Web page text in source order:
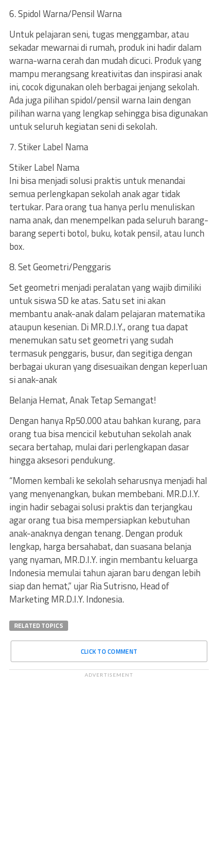
6. Spidol Warna/Pensil Warna
Untuk pelajaran seni, tugas menggambar, atau
sekadar mewarnai di rumah, produk ini hadir dalam
warna-warna cerah dan mudah dicuci. Produk yang
mampu merangsang kreativitas dan inspirasi anak
ini, cocok digunakan oleh berbagai jenjang sekolah.
Ada juga pilihan spidol/pensil warna lain dengan
pilihan warna yang lengkap sehingga bisa digunakan
untuk seluruh kegiatan seni di sekolah.
7. Stiker Label Nama
Stiker Label Nama
Ini bisa menjadi solusi praktis untuk menandai
semua perlengkapan sekolah anak agar tidak
tertukar. Para orang tua hanya perlu menuliskan
nama anak, dan menempelkan pada seluruh barang-
barang seperti botol, buku, kotak pensil, atau lunch
box.
8. Set Geometri/Penggaris
Set geometri menjadi peralatan yang wajib dimiliki
untuk siswa SD ke atas. Satu set ini akan
membantu anak-anak dalam pelajaran matematika
ataupun kesenian. Di MR.D.I.Y., orang tua dapat
menemukan satu set geometri yang sudah
termasuk penggaris, busur, dan segitiga dengan
berbagai ukuran yang disesuaikan dengan keperluan
si anak-anak
Belanja Hemat, Anak Tetap Semangat!
Dengan hanya Rp50.000 atau bahkan kurang, para
orang tua bisa mencicil kebutuhan sekolah anak
secara bertahap, mulai dari perlengkapan dasar
hingga aksesori pendukung.
“Momen kembali ke sekolah seharusnya menjadi hal
yang menyenangkan, bukan membebani. MR.D.I.Y.
ingin hadir sebagai solusi praktis dan terjangkau
agar orang tua bisa mempersiapkan kebutuhan
anak-anaknya dengan tenang. Dengan produk
lengkap, harga bersahabat, dan suasana belanja
yang nyaman, MR.D.I.Y. ingin membantu keluarga
Indonesia memulai tahun ajaran baru dengan lebih
siap dan hemat,” ujar Ria Sutrisno, Head of
Marketing MR.D.I.Y. Indonesia.
RELATED TOPICS
CLICK TO COMMENT
ADVERTISEMENT